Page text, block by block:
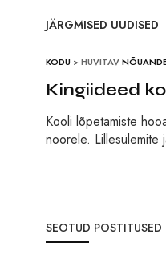
JÄRGMISED UUDISED
KODU >HUVITAV
Kingiideed
Kooli lõpetamiste
noorele. Lillesülemite
SEOTUD POSTITUSED